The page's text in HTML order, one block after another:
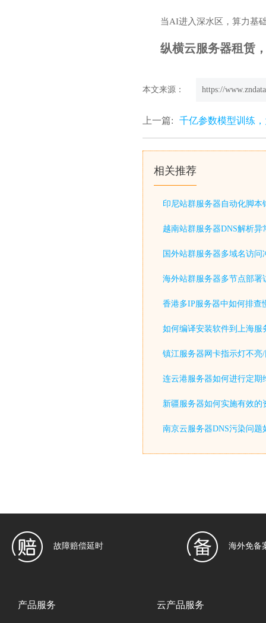
当AI进入深水区，算力基
纵横云服务器租赁
本文来源： https://
上一篇: 千亿参数模型训练
相关推荐
印尼站群服务器自动化脚本
越南站群服务器DNS解析异
国外站群服务器多域名访问
海外站群服务器多节点部署
香港多IP服务器中如何排查
如何编译安装软件到上海服
镇江服务器网卡指示灯不亮
连云港服务器如何进行定期
新疆服务器如何实施有效的
南京云服务器DNS污染问题
故障赔偿延时 海外免备
产品服务 云产品服务